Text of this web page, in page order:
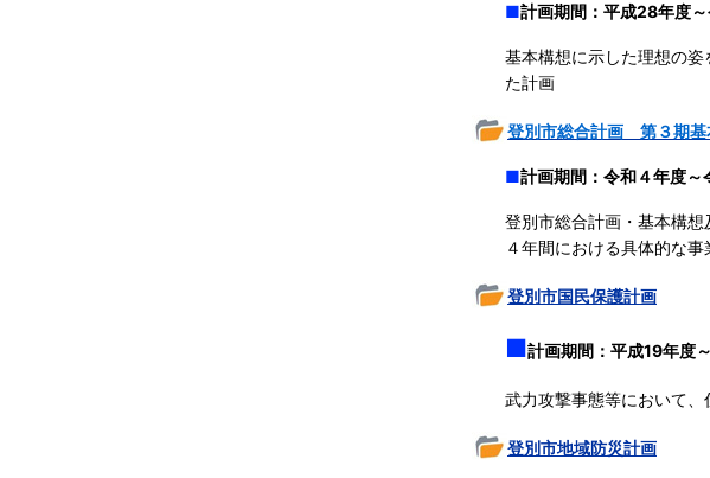
■計画期間：平成28年度
基本構想に示した理想の
た計画
登別市総合計画 第３期基
■計画期間：令和４年度
登別市総合計画・基本構
４年間における具体的な
登別市国民保護計画
■計画期間：平成19年度～
武力攻撃事態等において
登別市地域防災計画